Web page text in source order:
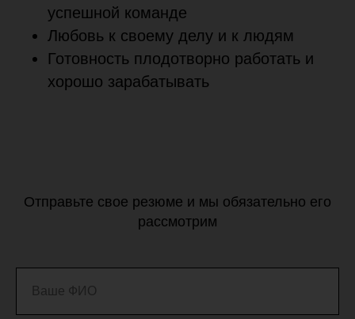
успешной команде
Любовь к своему делу и к людям
Готовность плодотворно работать и
хорошо зарабатывать
Отправьте свое резюме и мы обязательно его
рассмотрим
Ваше ФИО